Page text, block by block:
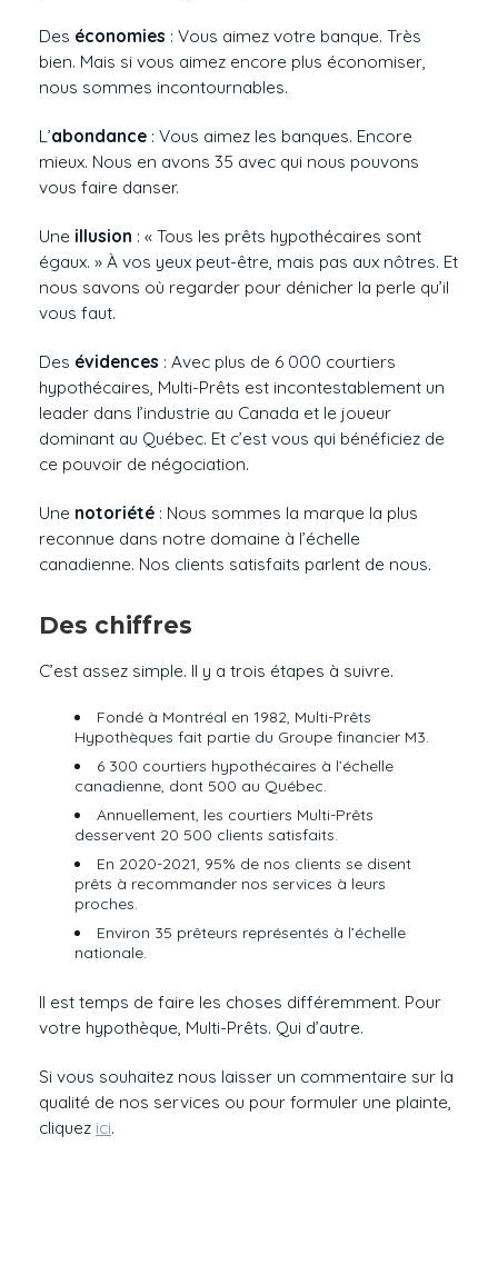
Des économies : Vous aimez votre banque. Très
bien. Mais si vous aimez encore plus économiser,
nous sommes incontournables.
L’abondance : Vous aimez les banques. Encore
mieux. Nous en avons 35 avec qui nous pouvons
vous faire danser.
Une illusion : « Tous les prêts hypothécaires sont
égaux. » À vos yeux peut-être, mais pas aux nôtres. Et
nous savons où regarder pour dénicher la perle qu’il
vous faut.
Des évidences : Avec plus de 6 000 courtiers
hypothécaires, Multi-Prêts est incontestablement un
leader dans l’industrie au Canada et le joueur
dominant au Québec. Et c’est vous qui bénéficiez de
ce pouvoir de négociation.
Une notoriété : Nous sommes la marque la plus
reconnue dans notre domaine à l’échelle
canadienne. Nos clients satisfaits parlent de nous.
Des chiffres
C’est assez simple. Il y a trois étapes à suivre.
Fondé à Montréal en 1982, Multi-Prêts
Hypothèques fait partie du Groupe financier M3.
6 300 courtiers hypothécaires à l’échelle
canadienne, dont 500 au Québec.
Annuellement, les courtiers Multi-Prêts
desservent 20 500 clients satisfaits.
En 2020-2021, 95% de nos clients se disent
prêts à recommander nos services à leurs
proches.
Environ 35 prêteurs représentés à l’échelle
nationale.
Il est temps de faire les choses différemment. Pour
votre hypothèque, Multi-Prêts. Qui d’autre.
Si vous souhaitez nous laisser un commentaire sur la
qualité de nos services ou pour formuler une plainte,
cliquez ici.